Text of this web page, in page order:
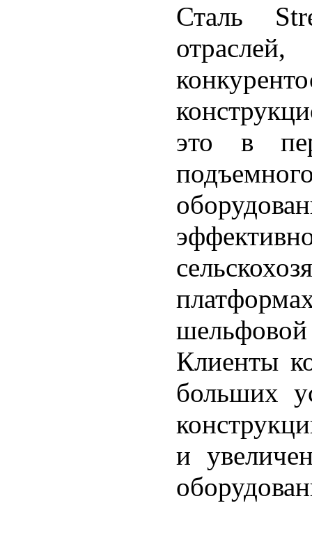
Сталь
это в
Клиенты
больших
и